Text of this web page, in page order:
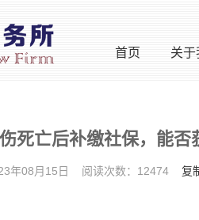
首页 关于
死亡后补缴社保，能否
年08月15日 阅读次数：12474 复